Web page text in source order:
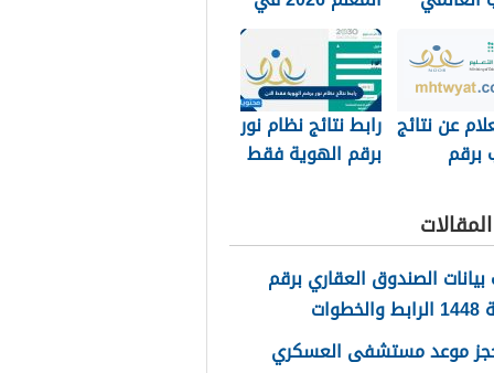
جميع الدول
العربية
عن نتائج
برقم
رابط نتائج نظام نور
برقم الهوية فقط
الصندوق العقاري برقم
موعد مستشفى العسكري